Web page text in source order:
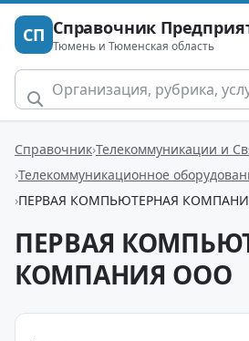
СП Справочник
Тюмень и Тюменская область
Справочник Телекоммуникации и
Телекоммуникационное
ПЕРВАЯ КОМПЬЮТЕРНАЯ
ПЕРВАЯ
КОМПАНИЯ ООО